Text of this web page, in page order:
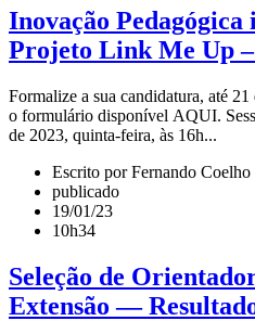
Inovação Pedagógica
Projeto Link Me Up –
Formalize a sua candidatura, até
o formulário disponível AQUI.
de 2023, quinta-feira, às 16h...
Escrito por Fernando Coelho
publicado
19/01/23
10h34
Seleção de
Extensão —